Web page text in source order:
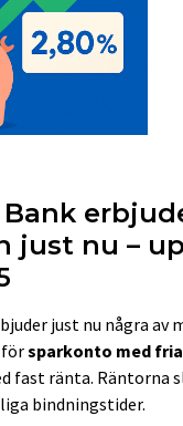
just nu –
just nu några av
försparkonto med
fast ränta. Räntorna
bindningstider.